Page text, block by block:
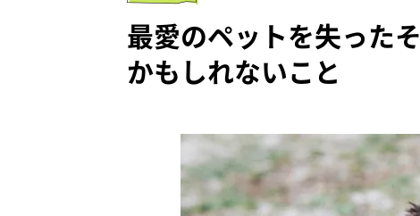
最愛のペットを失った
かもしれないこと